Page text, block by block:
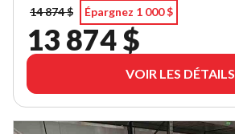
14 874 $
Épargnez 1 000 $
13 874 $
VOIR LES DÉTAILS